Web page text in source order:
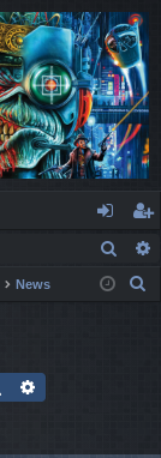
n
m
eg
ist
News
Suche